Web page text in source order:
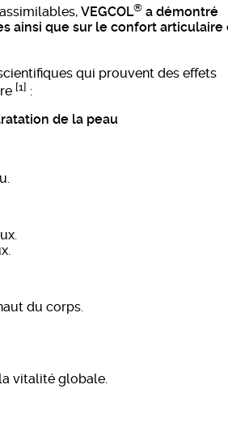
VEGCOL® a démontré
ainsi que sur le confort articulaire
qui prouvent des effets
[1] :
de la peau
du corps.
vitalité globale.